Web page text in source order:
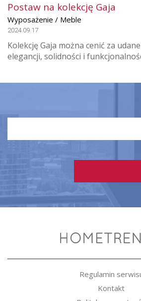
Postaw na kolekcję Gaja
Wyposażenie / Meble
2024.09.17
Kolekcję Gaja można cenić za
elegancji, solidności i
Regulamin
Kontakt